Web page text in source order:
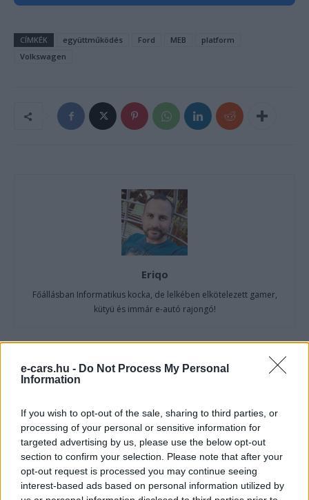
e-cars.hu - Do Not Process My Personal
Information
If you wish to opt-out of the sale, sharing to third parties, or
processing of your personal or sensitive information for
targeted advertising by us, please use the below opt-out
section to confirm your selection. Please note that after your
opt-out request is processed you may continue seeing
interest-based ads based on personal information utilized by
CÍMKÉK együttműködés Ford MEB
platform
Volkswagen
Eriqo
Főállásban Informatikus kocka, de lelkében elkötelezett gamer,
kütyü és immár e-autó rajongó!
KAPCSOLÓDÓ CIKKEK TÖBB A SZERZŐTŐL
Elektromos
autó
30 000 dollár alá szorult a Ford
elektromos pickupjának ára, és nevet is
kapott a modell
A Volkswagen bedobta azt a lapot
Kínában, amivel a helyi EV-gyártókat